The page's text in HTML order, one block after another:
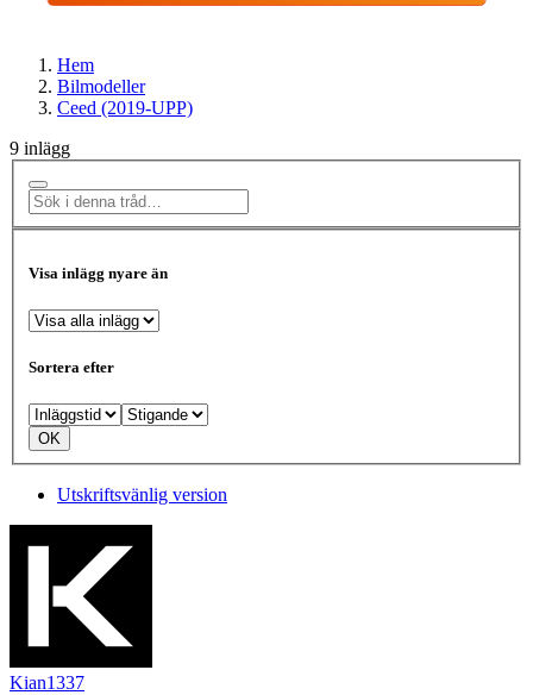
Hem
Bilmodeller
Ceed (2019-UPP)
9 inlägg
Visa inlägg nyare än
Sortera efter
Utskriftsvänlig version
Kian1337